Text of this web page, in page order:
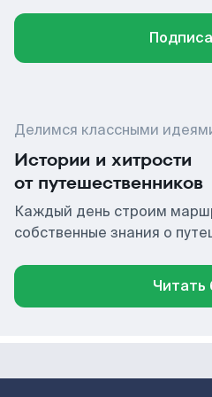
Делимся классными
Истории и хитрости
от путешественников
Каждый день строим
собственные знания о
Читать